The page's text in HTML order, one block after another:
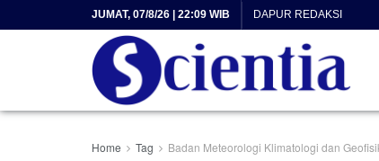
JUMAT, 07/8/26 | 22:09 WIB DAPUR REDAKSI
Home Tag Badan Meteorologi Klimatologi dan